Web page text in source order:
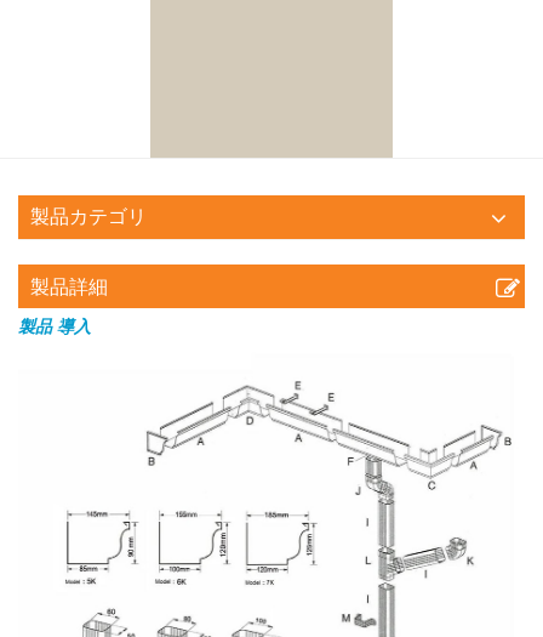
製品カテゴリ
製品詳細
製品導入